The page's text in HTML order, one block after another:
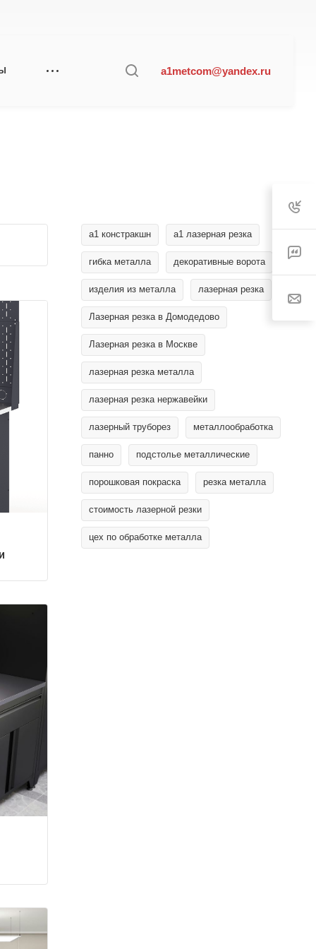
a1metcom@yandex.ru
а1 констракшн а1 лазерная резка
гибка металла декоративные ворота
изделия из металла лазерная резка
Лазерная резка в Домодедово
Лазерная резка в Москве
лазерная резка металла
лазерная резка нержавейки
лазерный труборез металлообработка
панно подстолье металлические
порошковая покраска резка металла
стоимость лазерной резки
цех по обработке металла